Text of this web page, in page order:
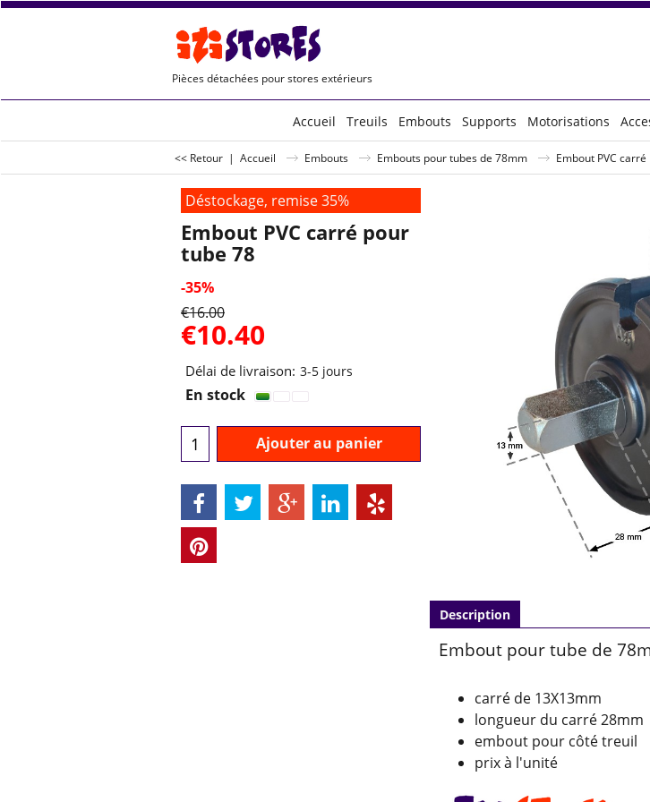
Pièces détachées pour stores extérieurs
Accueil Treuils Embouts Supports Motorisations
<< Retour | Accueil Embouts Embouts pour tubes de 78mm Embout PVC
Déstockage, remise 35%
Embout PVC carré pour
tube 78
-35%
€16.00
€10.40
Délai de livraison: 3-5 jours
En stock
Ajouter au panier
Description
Embout pour tube de
carré de 13X13mm
longueur du carré 28mm
embout pour côté treuil
prix à l'unité